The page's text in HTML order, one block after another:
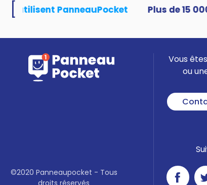
utilisent PanneauPocket
©2020 Panneaupocket - Tous
droits réservés
Vous
ou